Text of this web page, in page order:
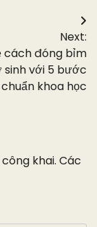
Next:
cách đóng bỉm
sinh với 5 bước
chuẩn khoa học
khai. Các